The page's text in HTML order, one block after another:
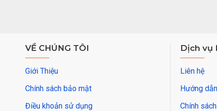
VỀ CHÚNG TÔI
Giới Thiệu
Chính sách bảo mật
Điều khoản sử dụng
Dịch vụ
Liên hệ
Hướng
Chính